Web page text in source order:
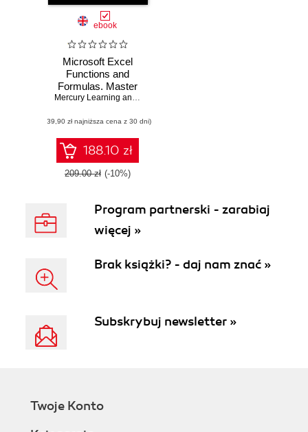
ebook
Microsoft Excel
Functions and
Formulas. Master
Excel Formulas
Efficient Data
Management With
Excel
2021/Microsoft 365
Mercury Learning and Information
(39,90 zł najniższa cena z 30 dni)
188.10 zł
209.00 zł (-10%)
Program partnerski - zarabiaj
więcej »
Brak książki? - daj nam znać »
Subskrybuj newsletter »
Twoje Konto